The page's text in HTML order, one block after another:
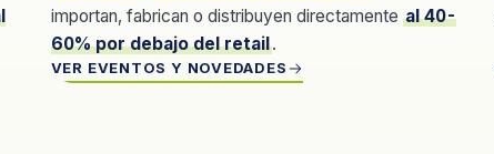
importan, fabrican o distribuyen directamente al 40-
60% por debajo del retail.
VER EVENTOS Y NOVEDADES